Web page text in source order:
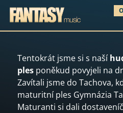
Tentokrát jsme si s naší
plesponěkud povyjeli na
Zavítali jsme do Tachova,
maturitní ples Gymnázia
Maturanti si dali